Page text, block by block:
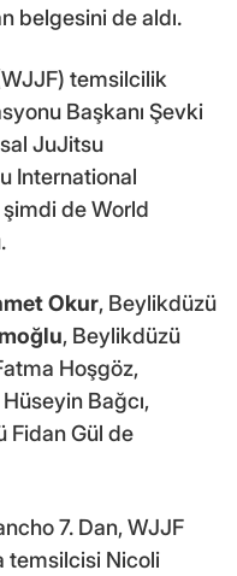
belgesini de aldı.
temsilcilik
Başkanı Şevki
JuJitsu
International
de World
Okur, Beylikdüzü
, Beylikdüzü
Hoşgöz,
Bağcı,
Fidan Gül de
7. Dan, WJJF
temsilcisi Nicoli